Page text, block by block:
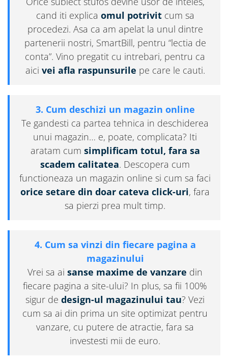
cand iti explica omul potrivitcum sa
procedezi. Asa ca am apelat la unul dintre
partenerii nostri, SmartBill, pentru “lectia de
conta”. Vino pregatit cu intrebari, pentru ca
aici vei afla raspunsurile pe care le cauti.
3. Cum deschizi un magazin online
Te gandesti ca partea tehnica in deschiderea
unui magazin… e, poate, complicata? Iti
aratam cum simplificam totul, fara sa
scadem calitatea. Descopera cum
functioneaza un magazin online si cum sa faci
orice setare din doar cateva click-uri, fara
sa pierzi prea mult timp.
4. Cum sa vinzi din fiecare pagina a
magazinului
Vrei sa ai sanse maxime de vanzare din
fiecare pagina a site-ului? In plus, sa fii 100%
sigur de design-ul magazinului tau? Vezi
cum sa ai din prima un site optimizat pentru
vanzare, cu putere de atractie, fara sa
investesti mii de euro.